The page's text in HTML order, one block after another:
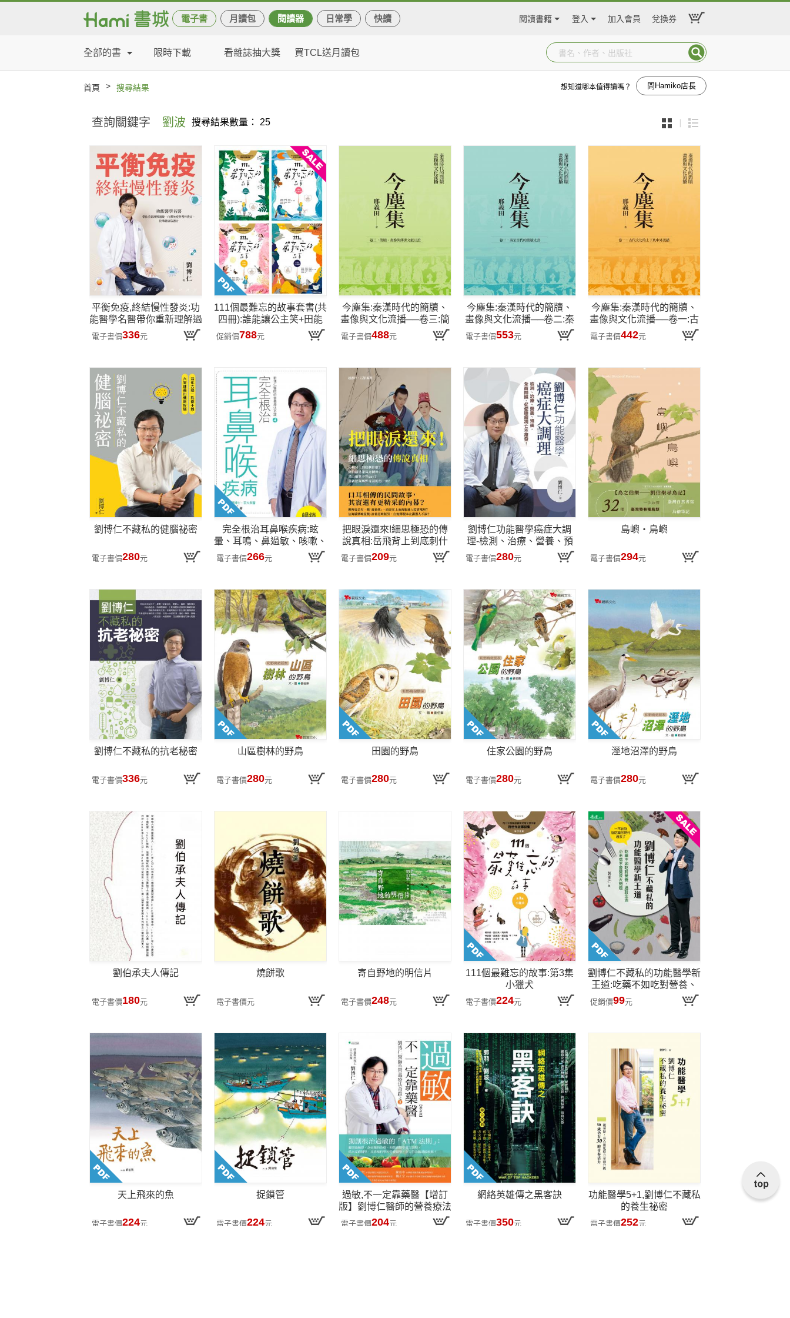
電子書 月讀包 閱讀器 日常學 快讀 閱讀書籍 登入 加入會員 兌換券
全部的書 限時下載 看雜誌抽大獎 買TCL送月讀包
首頁 > 搜尋結果 想知道哪本值得讀嗎？ 問Hamiko店長
查詢關鍵字 劉波 搜尋結果數量： 25
平衡免疫,終結慢性發炎:功
能醫學名醫帶你重新理解過
敏、自體免疫與慢性發炎,
校準健康防護力
電子書價336元
111個最難忘的故事套書(共
四冊):誰能讓公主笑+田能
久與大蛇精+小獵犬+十二
扇窗
促銷價788元
今塵集:秦漢時代的簡牘、
畫像與文化流播──卷三:簡
牘、畫像與傳世文獻互證
電子書價488元
今塵集:秦漢時代的簡牘、
畫像與文化流播──卷二:秦
至晉代的簡牘文書
電子書價553元
今塵集:秦漢時代的簡牘、
畫像與文化流播──卷一:古
代文化的上下及中外流播
電子書價442元
劉博仁不藏私的健腦祕密
電子書價280元
完全根治耳鼻喉疾病:眩
暈、耳鳴、鼻過敏、咳嗽、
打鼾【暢銷新裝版】劉博仁
醫師的營養療法奇蹟4
電子書價266元
把眼淚還來!細思極恐的傳
說真相:岳飛背上到底刺什
麼?劉伯溫是諸葛亮轉世?
梁山伯算不算gay?重新挖
電子書價209元
劉博仁功能醫學癌症大調
理-檢測、治療、營養、預
後,全面關照,促使腫瘤凋亡
不復發!
電子書價280元
島嶼・鳥嶼
電子書價294元
劉博仁不藏私的抗老秘密
電子書價336元
山區樹林的野鳥
電子書價280元
田園的野鳥
電子書價280元
住家公園的野鳥
電子書價280元
溼地沼澤的野鳥
電子書價280元
劉伯承夫人傳記
電子書價180元
燒餅歌
電子書價元
寄自野地的明信片
電子書價248元
111個最難忘的故事:第3集
小獵犬
電子書價224元
劉博仁不藏私的功能醫學新
王道:吃藥不如吃對營養、
過對生活 小毛病不會變成
大問題
促銷價99元
天上飛來的魚
電子書價224元
捉鎖管
電子書價224元
過敏,不一定靠藥醫【增訂
版】劉博仁醫師的營養療法
奇蹟之3
電子書價204元
網絡英雄傳之黑客訣
電子書價350元
功能醫學5+1,劉博仁不藏私
的養生祕密
電子書價252元